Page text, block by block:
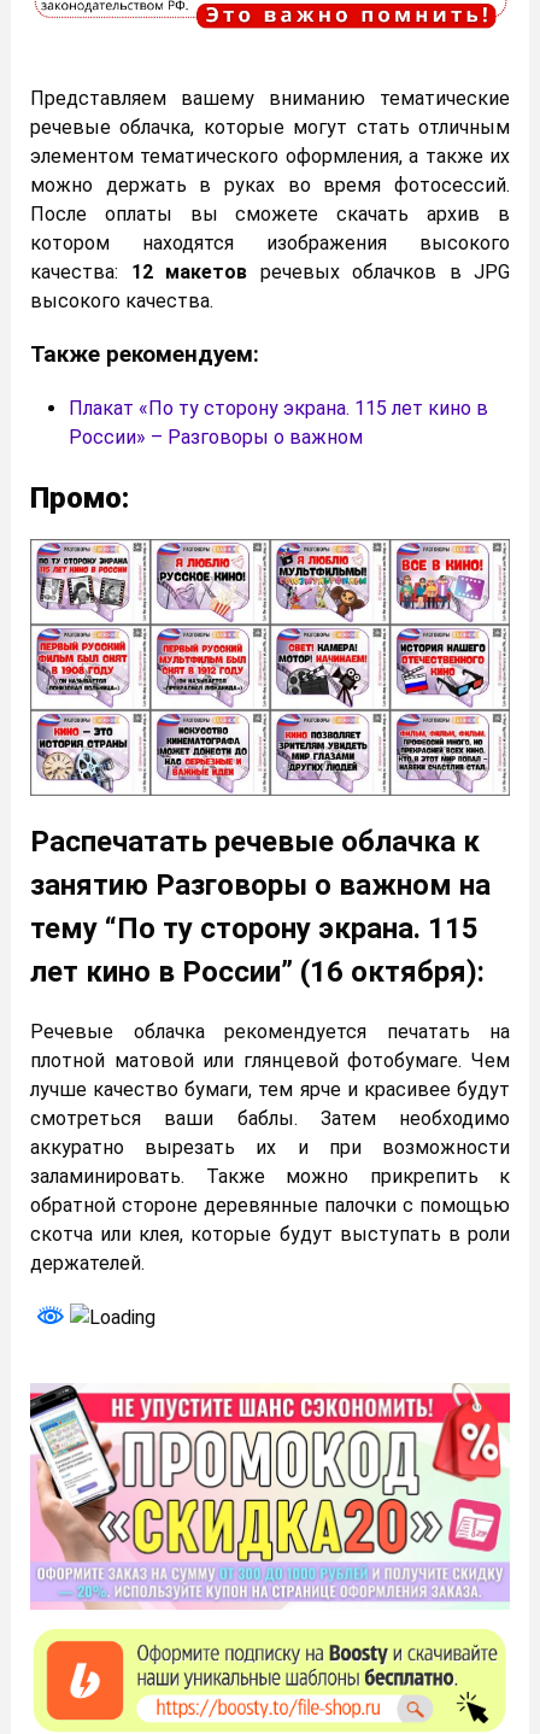
Представляем вашему вниманию тематические
речевые облачка, которые могут стать отличным
элементом тематического оформления, а также их
можно держать в руках во время фотосессий.
После оплаты вы сможете скачать архив в
котором находятся изображения высокого
качества: 12 макетов речевых облачков в JPG
высокого качества.
Также рекомендуем:
Плакат «По ту сторону экрана. 115 лет кино в
России» – Разговоры о важном
Промо:
Распечатать речевые облачка к
занятию Разговоры о важном на
тему “По ту сторону экрана. 115
лет кино в России” (16 октября):
Речевые облачка рекомендуется печатать на
плотной матовой или глянцевой фотобумаге. Чем
лучше качество бумаги, тем ярче и красивее будут
смотреться ваши баблы. Затем необходимо
аккуратно вырезать их и при возможности
заламинировать. Также можно прикрепить к
обратной стороне деревянные палочки с помощью
скотча или клея, которые будут выступать в роли
держателей.